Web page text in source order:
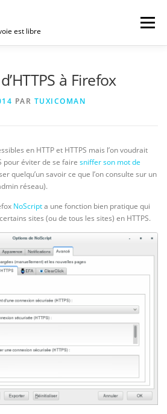
est libre
Menu
à Firefox
PAR TUXICOMAN
en HTTP et HTTPS mais l’on voudrait
pour éviter de se faire sniffer son mot de
quelqu’un savoir ce que l’on consulte sur un
réseau).
NoScripta une fonction bien pratique qui
sites (ou de tous les sites) en HTTPS.